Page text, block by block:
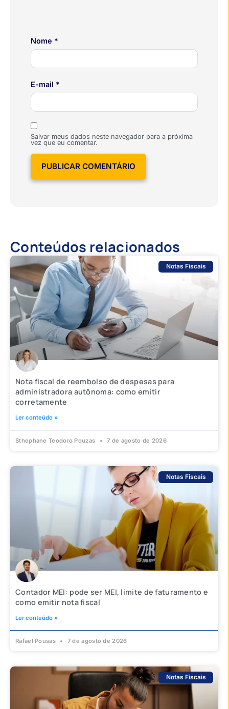
Nome *
E-mail *
Salvar meus dados neste navegador para a próxima
vez que eu comentar.
Conteúdos relacionados
Notas Fiscais
Nota fiscal de reembolso de despesas para
administradora autônoma: como emitir
corretamente
Ler conteúdo »
Sthephane Teodoro Pouzas 7 de agosto de 2026
Notas Fiscais
Contador MEI: pode ser MEI, limite de faturamento e
como emitir nota fiscal
Ler conteúdo »
Rafael Pousas 7 de agosto de 2026
Notas Fiscais